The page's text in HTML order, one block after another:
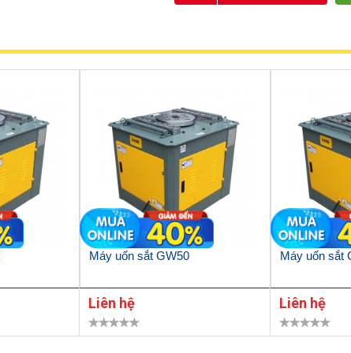
Máy uốn sắt GW50
Liên hệ
Máy uốn sắt
Liên hệ